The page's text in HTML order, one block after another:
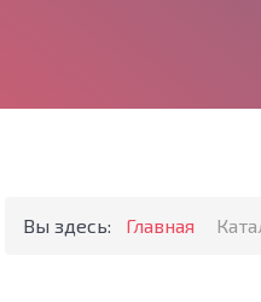
Вы здесь: Главная